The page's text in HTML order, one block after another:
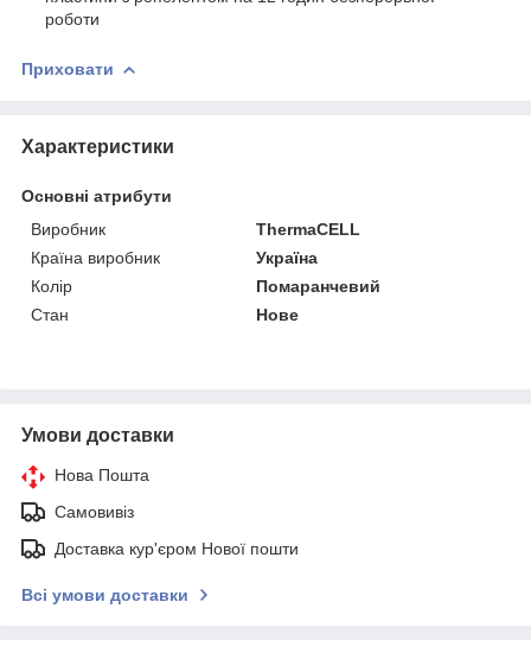
роботи
Приховати
Характеристики
Основні атрибути
Виробник
ThermaCELL
Країна виробник
Україна
Колір
Помаранчевий
Стан
Нове
Умови доставки
Нова Пошта
Самовивіз
Доставка кур'єром Нової пошти
Всі умови доставки